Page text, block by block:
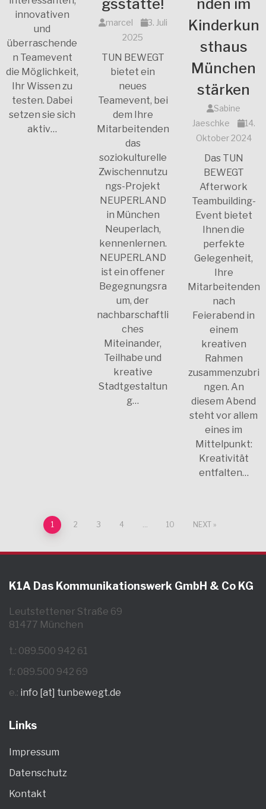
innovativen
und
überraschende
n Teamevent
die Möglichkeit,
Ihr Wissen zu
testen. Dabei
setzen sie sich
aktiv…
gsstätte!
marcel
3. Juli
2025
TUN BEWEGT
bietet ein
neues
Teamevent, bei
dem Ihre
Mitarbeitenden
das
soziokulturelle
Zwischennutzu
ngs-Projekt
NEUPERLAND
in München
Neuperlach,
kennenlernen.
NEUPERLAND
ist ein offener
Begegnungsra
um, der
nachbarschaftli
ches
Miteinander,
Teilhabe und
kreative
Stadtgestaltun
g…
nden im
Kinderkun
sthaus
München
stärken
Sabine
Jaeschke
14.
Oktober 2024
Das TUN
BEWEGT
Afterwork
Teambuilding-
Event bietet
Ihnen die
perfekte
Gelegenheit,
Ihre
Mitarbeitenden
nach
Feierabend in
einem
kreativen
Rahmen
zusammenzubri
ngen. An
diesem Abend
steht vor allem
eines im
Mittelpunkt:
Kreativität
entfalten…
1 2 3 4 10 NEXT
K1A Das Kommunikationswerk GmbH & Co KG
Leutstettener Straße 69
81477 München
t.: 089.500 942 61
f.: 089.500 942 69
e.: info [at] tunbewegt.de
Links
Impressum
Datenschutz
Kontakt